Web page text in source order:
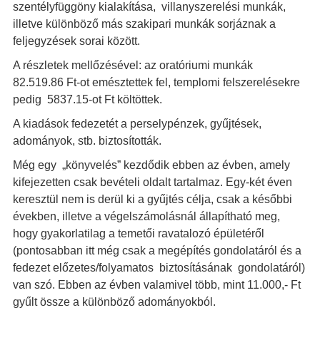
szentélyfüggöny kialakítása, villanyszerelési munkák,
illetve különböző más szakipari munkák sorjáznak a
feljegyzések sorai között.
A részletek mellőzésével: az oratóriumi munkák
82.519.86 Ft-ot emésztettek fel, templomi felszerelésekre
pedig 5837.15-ot Ft költöttek.
A kiadások fedezetét a perselypénzek, gyűjtések,
adományok, stb. biztosították.
Még egy „könyvelés” kezdődik ebben az évben, amely
kifejezetten csak bevételi oldalt tartalmaz. Egy-két éven
keresztül nem is derül ki a gyűjtés célja, csak a későbbi
években, illetve a végelszámolásnál állapítható meg,
hogy gyakorlatilag a temetői ravatalozó épületéről
(pontosabban itt még csak a megépítés gondolatáról és a
fedezet előzetes/folyamatos biztosításának gondolatáról)
van szó. Ebben az évben valamivel több, mint 11.000,- Ft
gyűlt össze a különböző adományokból.